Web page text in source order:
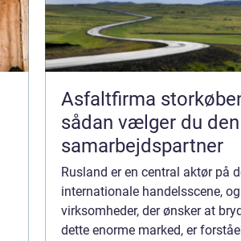
Asfaltfirma
sådan vælger du
samarbejdspartner
Rusland er en central aktør på
internationale handelsscene,
virksomheder, der ønsker at
dette enorme marked, er